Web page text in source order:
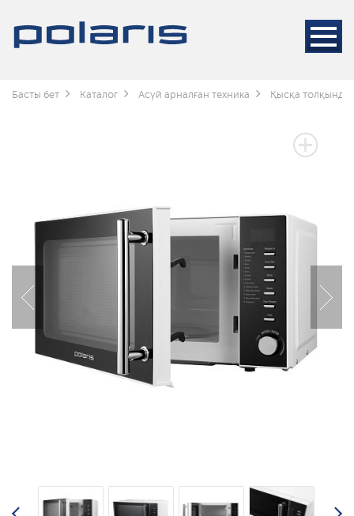
Басты бет Каталог Асүй арналған техника Қысқа толқынды